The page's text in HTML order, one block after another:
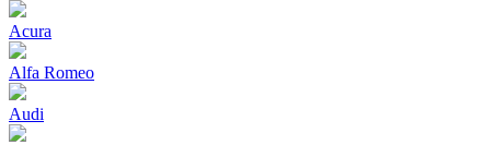
Acura
Alfa Romeo
Audi